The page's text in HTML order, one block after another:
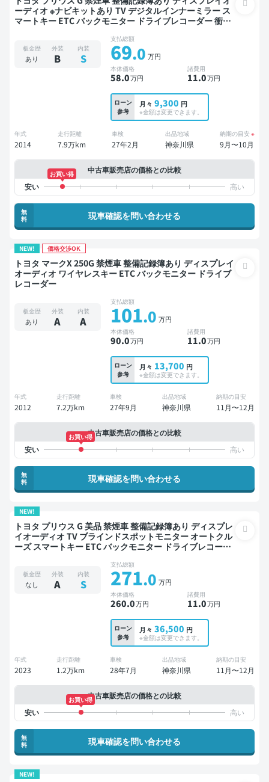
ーディオ ※ナビキットあり TV デジタルインナーミラー ス
マートキー ETC バックモニター ドライブレコーダー 衝突
板金歴
あり
外装
B
内装
S
支払総額
69.0 万円
本体価格
58.0万円
諸費用
11.0万円
ローン
参考
月々 9,300 円
※金額は変更できます。
年式
2014
走行距離
7.9万km
車検
27年2月
出品地域
神奈川県
納期の目安 ※
9月〜10月
中古車販売店の価格との比較
お買い得
無
料
現車確認を問い合わせる
NEW! 価格交渉OK
トヨタ マークX 250G 禁煙車 整備記録簿あり ディスプレイ
オーディオ ワイヤレスキー ETC バックモニター ドライブ
レコーダー
板金歴
あり
外装
A
内装
A
支払総額
101.0 万円
本体価格
90.0万円
諸費用
11.0万円
ローン
参考
月々 13,700 円
※金額は変更できます。
年式
2012
走行距離
7.2万km
車検
27年9月
出品地域
神奈川県
納期の目安
11月〜12月
中古車販売店の価格との比較
お買い得
無
料
現車確認を問い合わせる
NEW!
トヨタ プリウス G 美品 禁煙車 整備記録簿あり ディスプレ
イオーディオ TV ブラインドスポットモニター オートクル
ーズ スマートキー ETC バックモニター ドライブレコーダ
板金歴
なし
外装
A
内装
S
支払総額
271.0 万円
本体価格
260.0万円
諸費用
11.0万円
ローン
参考
月々 36,500 円
※金額は変更できます。
年式
2023
走行距離
1.2万km
車検
28年7月
出品地域
神奈川県
納期の目安
11月〜12月
中古車販売店の価格との比較
お買い得
無
料
現車確認を問い合わせる
NEW!